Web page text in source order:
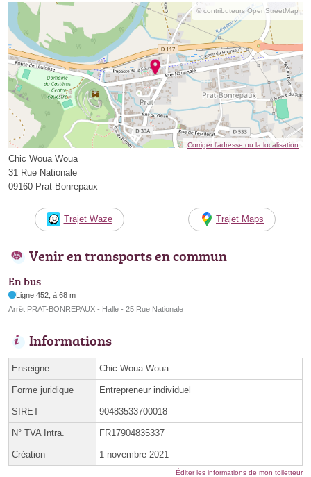
© contributeurs OpenStreetMap
Corriger l’adresse ou la localisation
Chic Woua Woua
31 Rue Nationale
09160 Prat-Bonrepaux
Trajet Waze Trajet Maps
Venir en transports en commun
En bus
Ligne 452, à 68 m
Arrêt PRAT-BONREPAUX - Halle - 25 Rue Nationale
Informations
Enseigne Chic Woua Woua
Forme juridique Entrepreneur individuel
SIRET 90483533700018
N° TVA Intra. FR17904835337
Création 1 novembre 2021
Éditer les informations de mon toiletteur